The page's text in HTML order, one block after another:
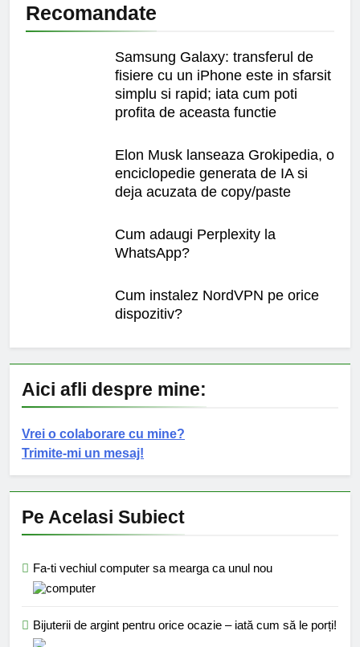
Recomandate
Samsung Galaxy: transferul de
fisiere cu un iPhone este in sfarsit
simplu si rapid; iata cum poti
profita de aceasta functie
Elon Musk lanseaza Grokipedia, o
enciclopedie generata de IA si
deja acuzata de copy/paste
Cum adaugi Perplexity la
WhatsApp?
Cum instalez NordVPN pe orice
dispozitiv?
Aici afli despre mine:
Vrei o colaborare cu mine?
Trimite-mi un mesaj!
Pe Acelasi Subiect
Fa-ti vechiul computer sa mearga ca unul nou
Bijuterii de argint pentru orice ocazie – iată cum să le porți!